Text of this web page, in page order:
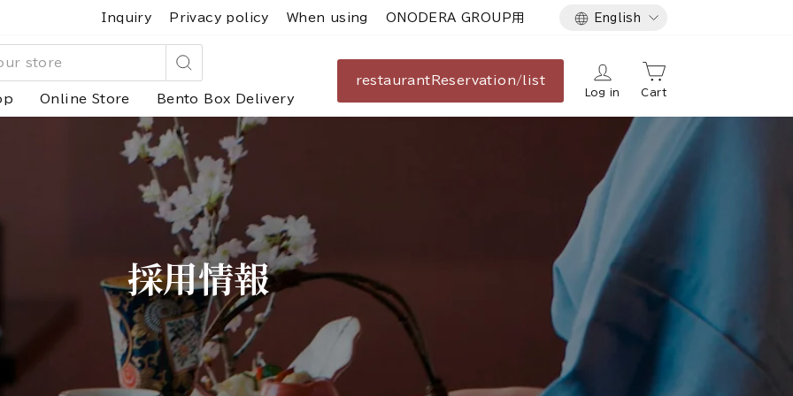
Inquiry Privacy policy When using ONODERA GROUP用 Language
English
Search
Online Store Bento Box Delivery
restaurant Reservation/list
Log in Cart
採用情報